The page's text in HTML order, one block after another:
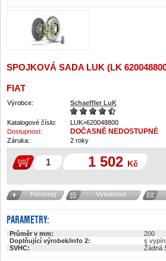
SPOJKOVÁ SADA LUK (LK
FIAT
Výrobce: Schaeffler LuK
Katalogové číslo:
LUK>620048800
Dostupnost:
DOČASNĚ NEDOSTUPNÉ
Záruka: 2 roky
1 502 Kč
Porovnej Vytisknout
PARAMETRY:
Průměr v mm:
200
Doplňující výrobek/info 2:
s
SVHC:
Žádná